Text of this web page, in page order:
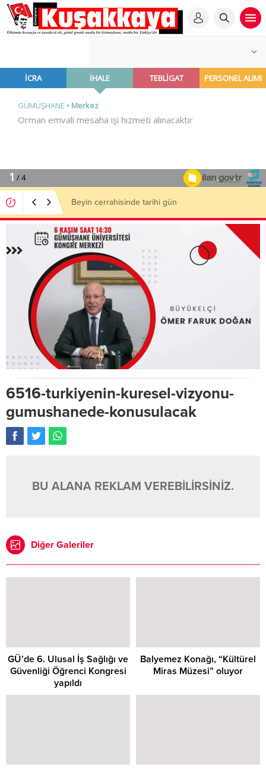
“Neye İmza Attıklarından Haberleri Yok”
6516-turkiyenin-kuresel-vizyonu-
gumushanede-konusulacak
BU ALANA REKLAM VEREBİLİRSİNİZ.
Diğer Galeriler
GÜ’de 6. Ulusal İş Sağlığı ve
Güvenliği Öğrenci Kongresi
yapıldı
Balyemez Konağı, “Kültürel
Miras Müzesi” oluyor